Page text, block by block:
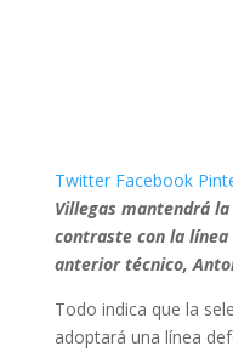
Twitter Facebook
Villegas mantendrá
contraste con la
anterior técnico,
Todo indica que la
adoptará una línea